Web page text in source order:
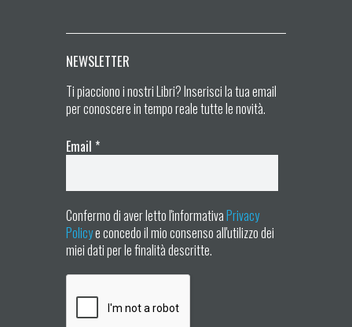
NEWSLETTER
Ti piacciono i nostri Libri? Inserisci la tua email
per conoscere in tempo reale tutte le novità.
Email *
Confermo di aver letto l'informativaPrivacy
Policye concedo il mio consenso all'utilizzo dei
miei dati per le finalità descritte.